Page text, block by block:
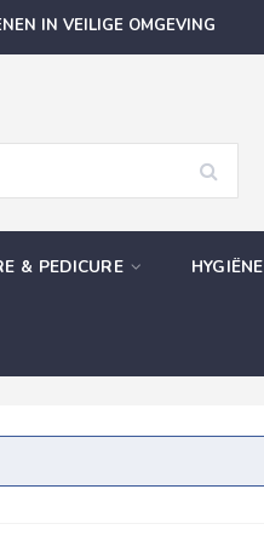
IN VEILIGE OMGEVING
& PEDICURE HYGIËNE